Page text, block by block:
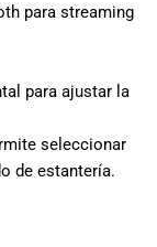
para streaming
para ajustar la
seleccionar
de estantería.